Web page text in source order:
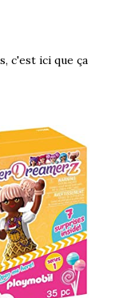
c'est ici que ça